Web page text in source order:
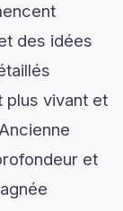
des idées
plus vivant et
et